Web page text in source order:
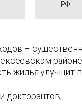
РФ
–
жилья улучшит
докторантов,